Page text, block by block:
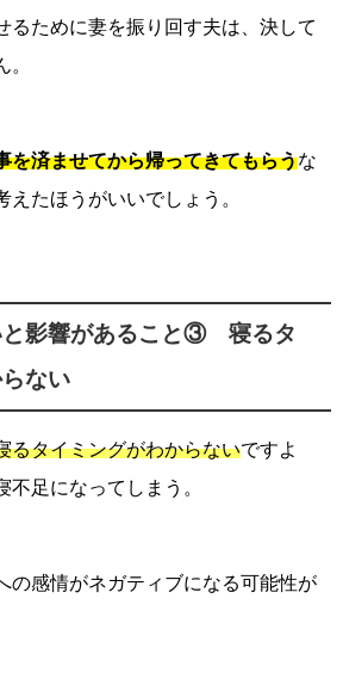
るために妻を振り回す夫は、決して
。
を済ませてから帰ってきてもらうな
えたほうがいいでしょう。
と影響があること③ 寝るタ
ない
るタイミングがわからないですよ
不足になってしまう。
の感情がネガティブになる可能性が